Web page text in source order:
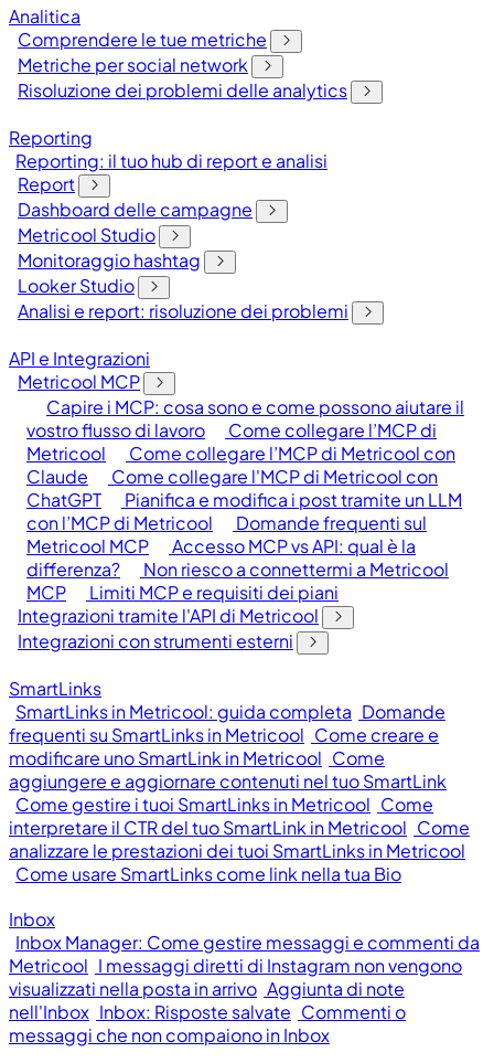
Analitica
Comprendere le tue metriche
Metriche per social network
Risoluzione dei problemi delle analytics
Reporting
Reporting: il tuo hub di report e analisi
Report
Dashboard delle campagne
Metricool Studio
Monitoraggio hashtag
Looker Studio
Analisi e report: risoluzione dei problemi
API e Integrazioni
Metricool MCP
Capire i MCP: cosa sono e come possono aiutare il
vostro flusso di lavoro
Come collegare l’MCP di
Metricool
Come collegare l’MCP di Metricool con
Claude
Come collegare l'MCP di Metricool con
ChatGPT
Pianifica e modifica i post tramite un LLM
con l’MCP di Metricool
Domande frequenti sul
Metricool MCP
Accesso MCP vs API: qual è la
differenza?
Non riesco a connettermi a Metricool
MCP
Limiti MCP e requisiti dei piani
Integrazioni tramite l'API di Metricool
Integrazioni con strumenti esterni
SmartLinks
SmartLinks in Metricool: guida completa Domande
frequenti su SmartLinks in Metricool Come creare e
modificare uno SmartLink in Metricool Come
aggiungere e aggiornare contenuti nel tuo SmartLink
Come gestire i tuoi SmartLinks in Metricool Come
interpretare il CTR del tuo SmartLink in Metricool Come
analizzare le prestazioni dei tuoi SmartLinks in Metricool
Come usare SmartLinks come link nella tua Bio
Inbox
Inbox Manager: Come gestire messaggi e commenti da
Metricool I messaggi diretti di Instagram non vengono
visualizzati nella posta in arrivo Aggiunta di note
nell'Inbox Inbox: Risposte salvate Commenti o
messaggi che non compaiono in Inbox